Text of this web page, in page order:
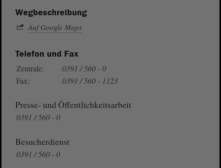
Wegbeschreibung
Auf Google Maps
Telefon und Fax
Zentrale:
0391 / 560 - 0
Fax:
0391 / 560 - 1123
Presse- und Öffentlichkeitsarbeit
0391 / 560 - 0
Besucherdienst
0391 / 560 - 0